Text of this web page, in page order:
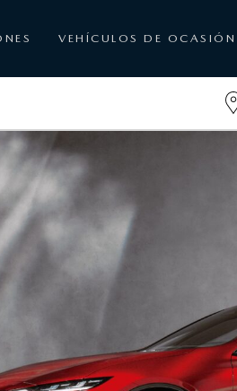
VEHÍCULOS DE OCASIÓN